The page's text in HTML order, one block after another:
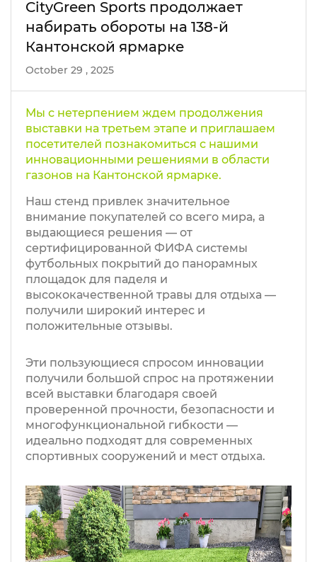
CityGreen Sports продолжает
набирать обороты на 138-й
Кантонской ярмарке
October 29 , 2025
Эти пользующиеся спросом инновации
получили большой спрос на протяжении
всей выставки благодаря своей
проверенной прочности, безопасности и
многофункциональной гибкости —
идеально подходят для современных
спортивных сооружений и мест отдыха.
Наш стенд привлек значительное
внимание покупателей со всего мира, а
выдающиеся решения — от
сертифицированной ФИФА системы
футбольных покрытий до панорамных
площадок для паделя и
высококачественной травы для отдыха —
получили широкий интерес и
положительные отзывы.
Мы с нетерпением ждем продолжения
выставки на третьем этапе и приглашаем
посетителей познакомиться с нашими
инновационными решениями в области
газонов на Кантонской ярмарке.